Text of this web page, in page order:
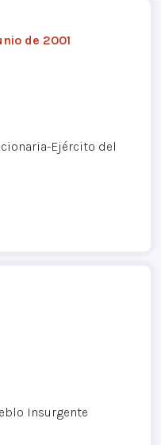
de 2001
Ejército del
Insurgente